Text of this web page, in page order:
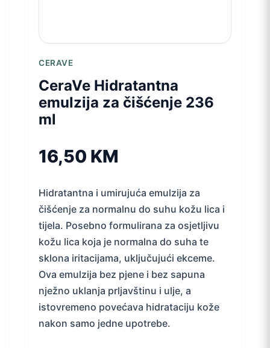
CERAVE
CeraVe Hidratantna
emulzija za čišćenje 236
ml
16,50 KM
Hidratantna i umirujuća emulzija za
čišćenje za normalnu do suhu kožu lica i
tijela. Posebno formulirana za osjetljivu
kožu lica koja je normalna do suha te
sklona iritacijama, uključujući ekceme.
Ova emulzija bez pjene i bez sapuna
nježno uklanja prljavštinu i ulje, a
istovremeno povećava hidrataciju kože
nakon samo jedne upotrebe.